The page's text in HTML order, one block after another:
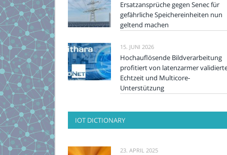
Ersatzansprüche gegen Senec für
gefährliche Speichereinheiten nun
geltend machen
15. JUNI 2026
Hochauflösende Bildverarbeitung
profitiert von latenzarmer
Echtzeit und Multicore-
Unterstützung
IOT DICTIONARY
23. APRIL 2025